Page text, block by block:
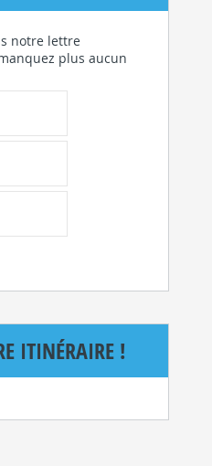
notre lettre
plus aucun
ITINÉRAIRE !